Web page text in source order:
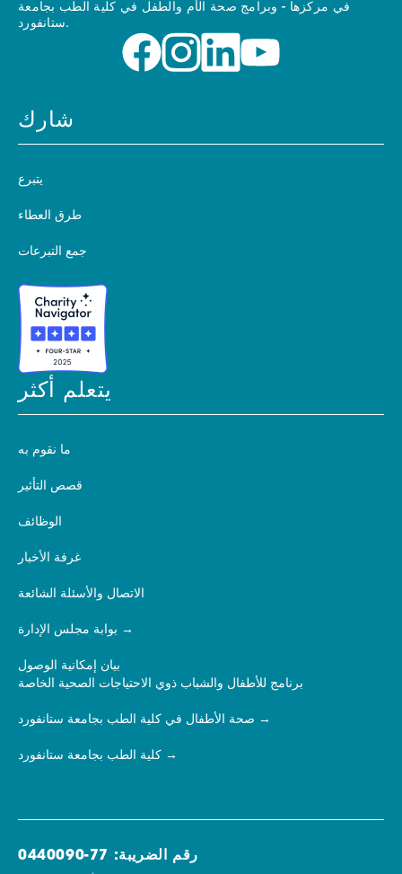
في مركزها - وبرامج صحة الأم والطفل في كلية الطب بجامعة
ستانفورد.
شارك
يتبرع
طرق العطاء
جمع التبرعات
يتعلم أكثر
ما نقوم به
قصص التأثير
الوظائف
غرفة الأخبار
الاتصال والأسئلة الشائعة
بوابة مجلس الإدارة
بيان إمكانية الوصول
برنامج للأطفال والشباب ذوي الاحتياجات الصحية الخاصة
صحة الأطفال في كلية الطب بجامعة ستانفورد
كلية الطب بجامعة ستانفورد
رقم الضريبة: 77-0440090